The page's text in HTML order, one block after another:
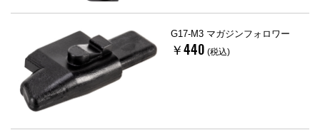
G17-M3 マガジンフォロワー
￥440 (税込)